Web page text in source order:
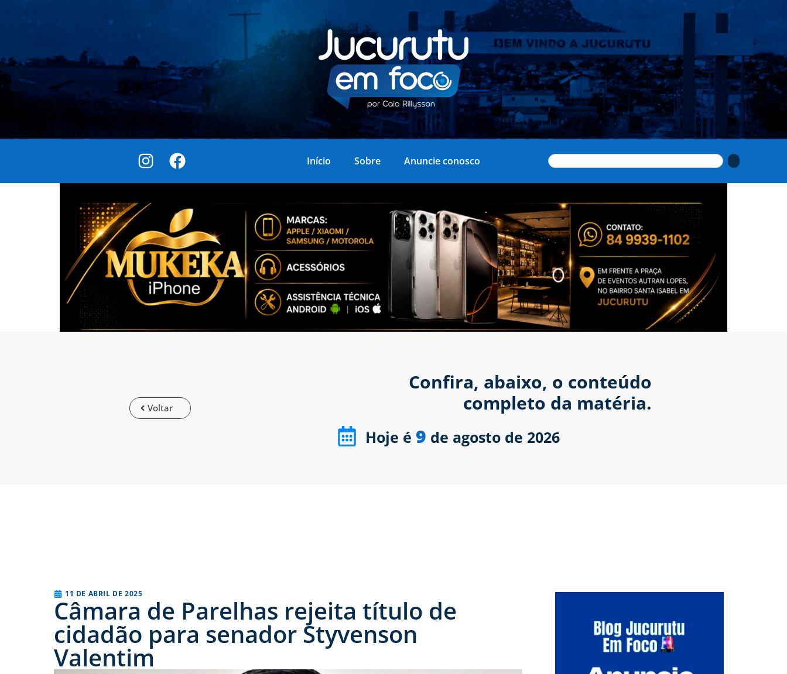
Início Sobre Anuncie conosco
Voltar
Confira, abaixo, o conteúdo
completo da matéria.
Hoje é 9 de agosto de 2026
11 DE ABRIL DE 2025
Câmara de Parelhas rejeita título de
cidadão para senador Styvenson
Valentim